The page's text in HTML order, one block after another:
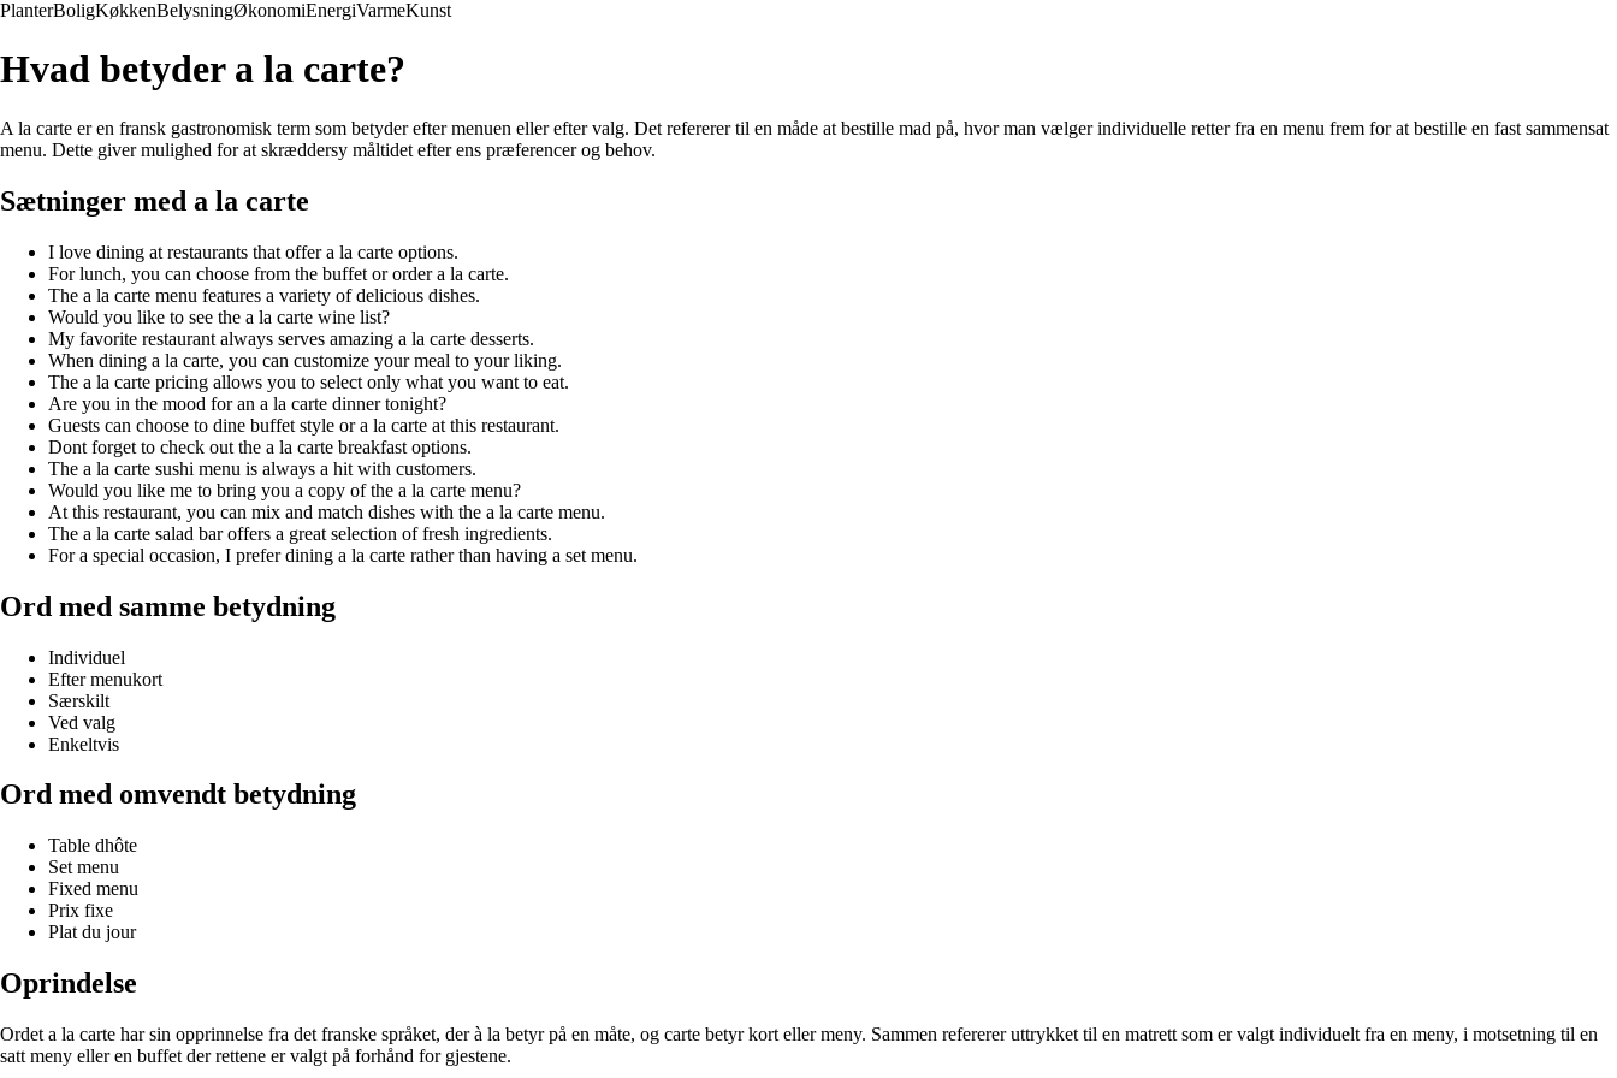
PlanterBoligKøkkenBelysningØkonomiEnergiVarmeKunst
Hvad betyder a la carte?
A la carte er en fransk gastronomisk term som betyder efter menuen eller efter valg. Det refererer til en måde at bestille mad på, hvor man vælger individuelle retter fra en menu frem for at bestille en fast sammensat
menu. Dette giver mulighed for at skræddersy måltidet efter ens præferencer og behov.
Sætninger med a la carte
I love dining at restaurants that offer a la carte options.
For lunch, you can choose from the buffet or order a la carte.
The a la carte menu features a variety of delicious dishes.
Would you like to see the a la carte wine list?
My favorite restaurant always serves amazing a la carte desserts.
When dining a la carte, you can customize your meal to your liking.
The a la carte pricing allows you to select only what you want to eat.
Are you in the mood for an a la carte dinner tonight?
Guests can choose to dine buffet style or a la carte at this restaurant.
Dont forget to check out the a la carte breakfast options.
The a la carte sushi menu is always a hit with customers.
Would you like me to bring you a copy of the a la carte menu?
At this restaurant, you can mix and match dishes with the a la carte menu.
The a la carte salad bar offers a great selection of fresh ingredients.
For a special occasion, I prefer dining a la carte rather than having a set menu.
Ord med samme betydning
Individuel
Efter menukort
Særskilt
Ved valg
Enkeltvis
Ord med omvendt betydning
Table dhôte
Set menu
Fixed menu
Prix fixe
Plat du jour
Oprindelse
Ordet a la carte har sin opprinnelse fra det franske språket, der à la betyr på en måte, og carte betyr kort eller meny. Sammen refererer uttrykket til en matrett som er valgt individuelt fra en meny, i motsetning til en
satt meny eller en buffet der rettene er valgt på forhånd for gjestene.